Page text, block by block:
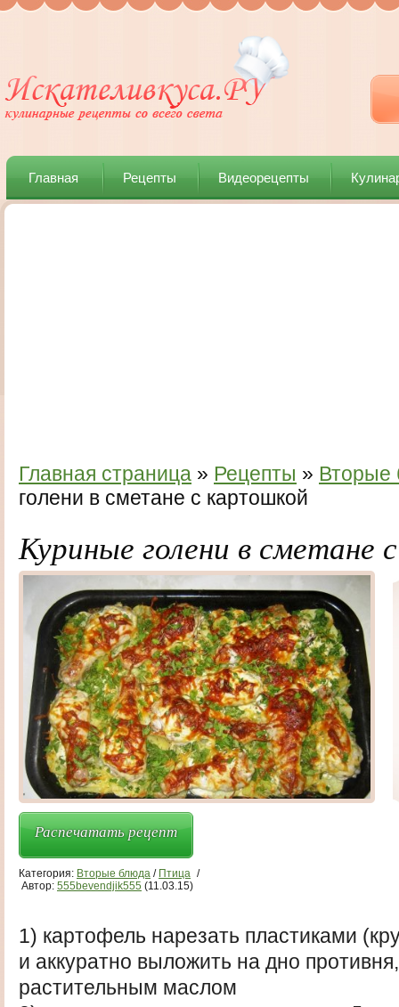
Главная Рецепты Видеорецепты
Главная страница » Рецепты » Вторые
голени в сметане с картошкой
Куриные голени в сметане
Распечатать рецепт
Категория: Вторые блюда / Птица /
Автор: 555bevendjik555 (11.03.15)
1) картофель нарезать пластиками
и аккуратно выложить на дно
растительным маслом